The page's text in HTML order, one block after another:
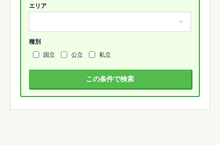
エリア
種別
国立
公立 私立
この条件で検索